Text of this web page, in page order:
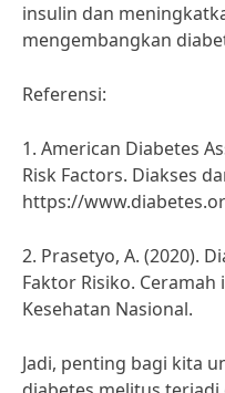
insulin dan
mengembangkan
Referensi:
1. American Diabetes
Risk Factors. Diakses
https://
2. Prasetyo, A. (2020).
Faktor Risiko.
Kesehatan Nasional.
Jadi, penting bagi kita